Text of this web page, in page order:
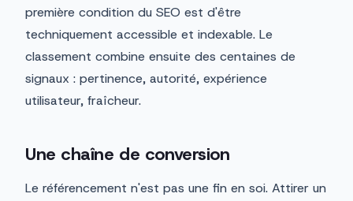
première condition du SEO est d'être
techniquement accessible et indexable. Le
classement combine ensuite des centaines de
signaux : pertinence, autorité, expérience
utilisateur, fraîcheur.
Une chaîne de conversion
Le référencement n'est pas une fin en soi. Attirer un